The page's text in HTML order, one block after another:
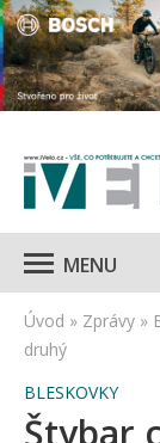
MENU
Úvod » Zprávy »
druhý
BLESKOVKY